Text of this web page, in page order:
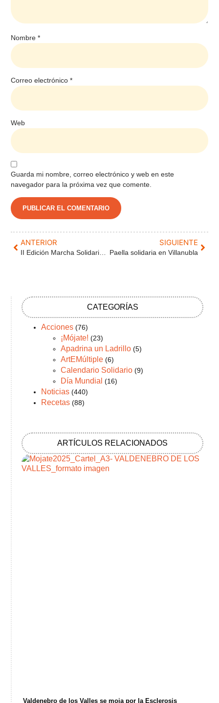
Nombre*
Correo electrónico*
Web
Guarda mi nombre, correo electrónico y web en este
navegador para la próxima vez que comente.
ANTERIOR SIGUIENTE
Paella solidaria en Villanubla
CATEGORÍAS
Acciones (76)
¡Mójate! (23)
Apadrina un Ladrillo (5)
ArtEMúltiple (6)
Calendario Solidario (9)
Día Mundial (16)
Noticias (440)
Recetas (88)
ARTÍCULOS RELACIONADOS
Valdenebro de los Valles se moja por la Esclerosis